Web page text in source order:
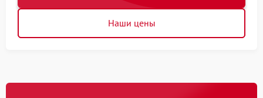
Наши цены